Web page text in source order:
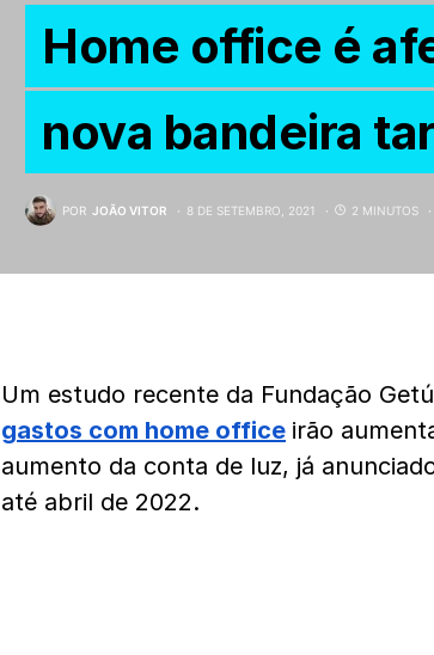
Home office é
nova bandeira
POR JOÃO VITOR 8 DE SETEMBRO, 2021 2 MINUTOS
Um estudo recente da Fundação
gastos com home office irão
aumento da conta de luz, já
até abril de 2022.